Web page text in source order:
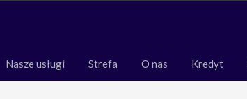
Nasze usługi Strefa O nas Kredyt